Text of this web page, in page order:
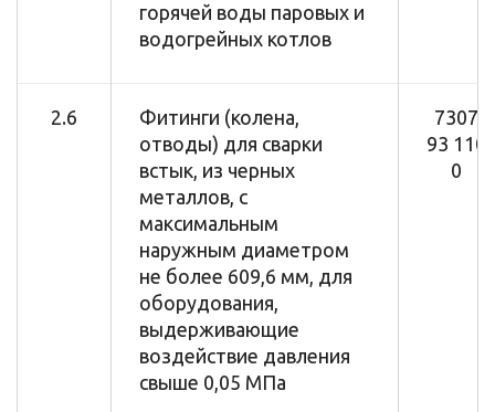
горячей воды паровых и
водогрейных котлов
2.6
Фитинги (колена,
отводы) для сварки
встык, из черных
металлов, с
максимальным
наружным диаметром
не более 609,6 мм, для
оборудования,
выдерживающие
воздействие давления
свыше 0,05 МПа
7307
93 110
0